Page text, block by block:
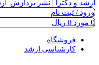
ورود / ثبت نام
0 مورد 0 ریال
فروشگاه
کارشناسی ارشد